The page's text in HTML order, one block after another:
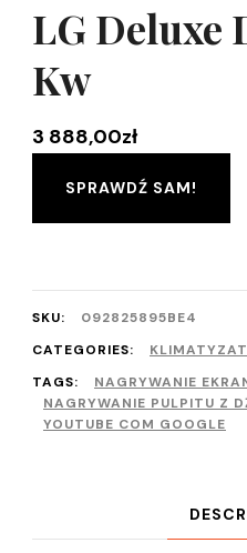
LG Deluxe
Kw
3 888,00zł
SPRAWDŹ SAM!
SKU:
092825895BE4
CATEGORIES:
TAGS:
NAGRYWANIE
NAGRYWANIE PULPITU Z
YOUTUBE COM GOOGLE